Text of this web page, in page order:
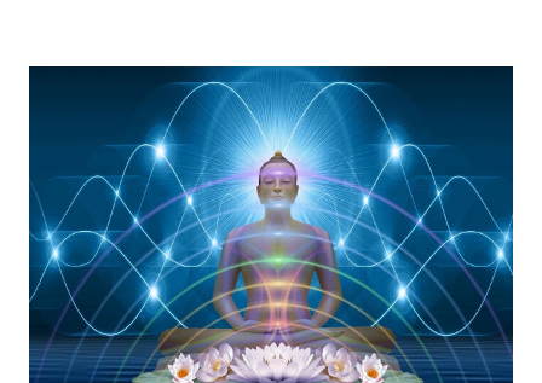
ज्ञान, व गुरुकुलों का महत्व व अस्तित्व खोता ही नज़र आता है। शिक्षा ज़्यादातर
विद्यालयों में बस व्यापारिक ढंग से चलाया जाता है। ज्ञान बस नम्बरों का खेल बनकर
रह गया है। आज की पीढ़ी सही गुरु व मार्गदर्शन से विमुख होती जा रही ...